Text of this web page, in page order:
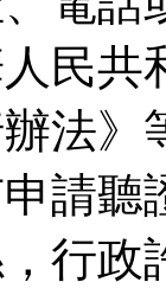
民
法》
請
行政